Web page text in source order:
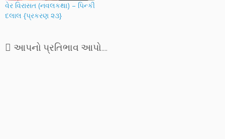
વેર વિરાસત (નવલકથા) – પિન્કી
દલાલ {પ્રકરણ ૨૩}
આપનો પ્રતિભાવ આપો....